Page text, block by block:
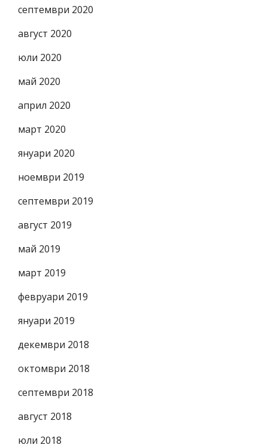
септември 2020
август 2020
юли 2020
май 2020
април 2020
март 2020
януари 2020
ноември 2019
септември 2019
август 2019
май 2019
март 2019
февруари 2019
януари 2019
декември 2018
октомври 2018
септември 2018
август 2018
юли 2018